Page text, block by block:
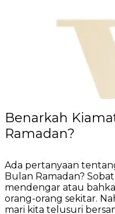
Benarkah
Ramadan?
Ada pertanyaan
Bulan Ramadan?
mendengar atau
orang-orang sekitar.
mari kita telusuri